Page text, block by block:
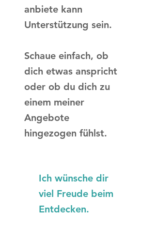
anbiete kann
Unterstützung sein.
Schaue einfach, ob
dich etwas anspricht
oder ob du dich zu
einem meiner
Angebote
hingezogen fühlst.
Ich wünsche dir
viel Freude beim
Entdecken.